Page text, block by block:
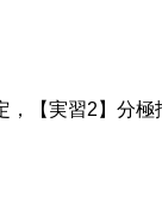
【実習2】分